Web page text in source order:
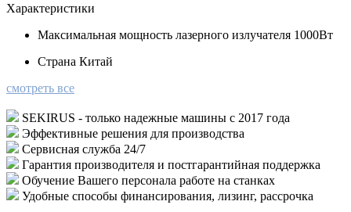
Характеристики
Максимальная мощность лазерного излучателя 1000Вт
Страна Китай
смотреть все
SEKIRUS - только надежные машины с 2017 года
Эффективные решения для производства
Сервисная служба 24/7
Гарантия производителя и постгарантийная поддержка
Обучение Вашего персонала работе на станках
Удобные способы финансирования, лизинг, рассрочка